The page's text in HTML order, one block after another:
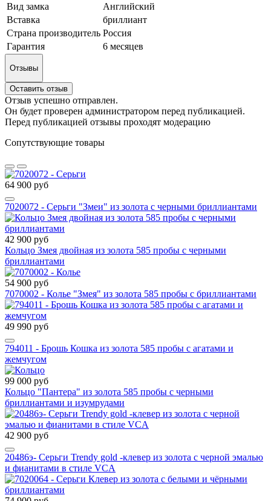
Вид замка
Английский
Вставка
бриллиант
Страна производитель Россия
Гарантия
6 месяцев
Отзывы
Оставить отзыв
Отзыв успешно отправлен.
Он будет проверен администратором перед публикацией.
Перед публикацией отзывы проходят модерацию
Сопутствующие товары
64 900 руб
7020072 - Серьги "Змеи" из золота с черными бриллиантами
42 900 руб
Кольцо Змея двойная из золота 585 пробы с черными
бриллиантами
54 900 руб
7070002 - Колье "Змея" из золота 585 пробы с бриллиантами
49 990 руб
794011 - Брошь Кошка из золота 585 пробы с агатами и
жемчугом
99 000 руб
Кольцо "Пантера" из золота 585 пробы с черными
бриллиантами и изумрудами
42 900 руб
20486э- Серьги Trendy gold -клевер из золота с черной эмалью
и фианитами в стиле VCA